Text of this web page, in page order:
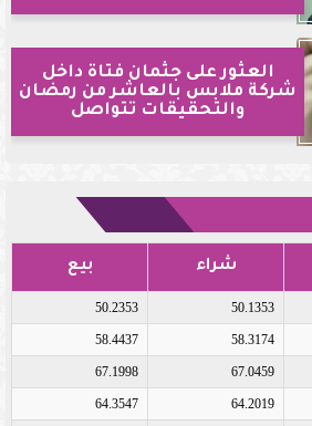
العثور على جثمان فتاة داخل
شركة ملابس بالعاشر من رمضان
والتحقيقات تتواصل
شراء بيع
50.1353
50.2353
58.3174
58.4437
67.0459
67.1998
64.2019
64.3547